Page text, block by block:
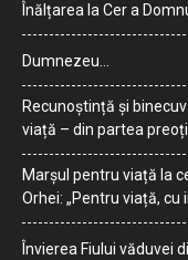
Înălțarea la Cer a
Dumnezeu…
Recunoștință și
viață – din partea
Marșul pentru viață la
Orhei: „Pentru viață, cu
Învierea Fiului văduvei